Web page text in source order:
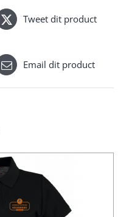
Tweet dit product
Email dit product